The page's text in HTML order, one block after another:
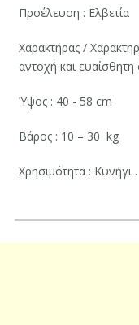
Προέλευση : Ελβετία
Χαρακτήρας /
αντοχή και
Ύψος : 40 - 58 cm
Βάρος : 10 – 30 kg
Χρησιμότητα : Κυνήγι .